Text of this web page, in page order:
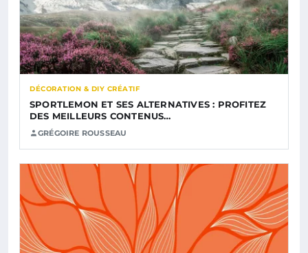
DÉCORATION & DIY CRÉATIF
SPORTLEMON ET SES ALTERNATIVES : PROFITEZ
DES MEILLEURS CONTENUS…
GRÉGOIRE ROUSSEAU